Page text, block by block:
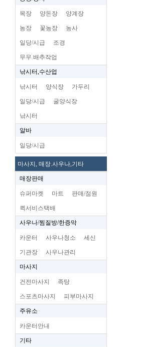
목장 양돈장 양계장
농장 꽃농장 농사
일당/시급 조경
무우 배추작업
낚시터,수산업
낚시터 양식장 가두리
일당/시급 굴양식장
낚시터
알바
일당/시급
마사지, 매장.사우나,기타
매장판매
슈퍼마켓 마트 판매/점원
퀵서비스택배
사우나/찜질방/한증막
카운터 사우나청소 세신
기관장 사우나관리
마사지
건전마사지 족탕
스포츠마사지 피부마사지
주유소
카운터안내
기타